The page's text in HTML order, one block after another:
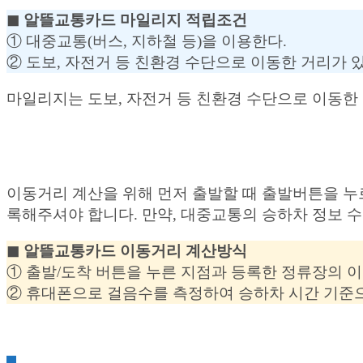
◼︎ 알뜰교통카드 마일리지 적립조건
① 대중교통(버스, 지하철 등)을 이용한다.
② 도보, 자전거 등 친환경 수단으로 이동한 거리가
마일리지는 도보, 자전거 등 친환경 수단으로 이동
이동거리 계산을 위해 먼저 출발할 때 출발버튼을
록해주셔야 합니다. 만약, 대중교통의 승하차 정보
◼︎ 알뜰교통카드 이동거리 계산방식
① 출발/도착 버튼을 누른 지점과 등록한 정류장의
② 휴대폰으로 걸음수를 측정하여 승하차 시간 기준